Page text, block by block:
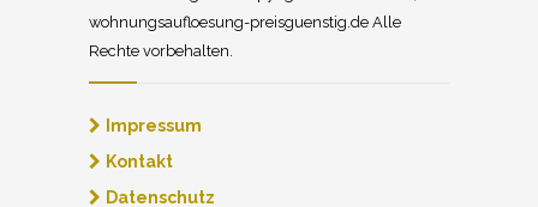
wohnungsaufloesung-preisguenstig.de Alle
Rechte vorbehalten.
Impressum
Kontakt
Datenschutz